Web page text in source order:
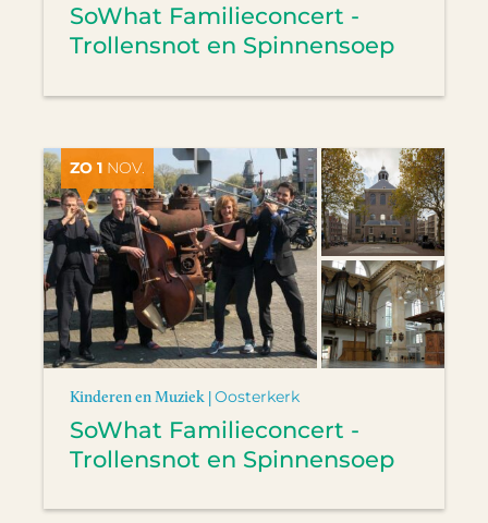
SoWhat Familieconcert -
Trollensnot en Spinnensoep
ZO 1 NOV.
Kinderen en Muziek |Oosterkerk
SoWhat Familieconcert -
Trollensnot en Spinnensoep